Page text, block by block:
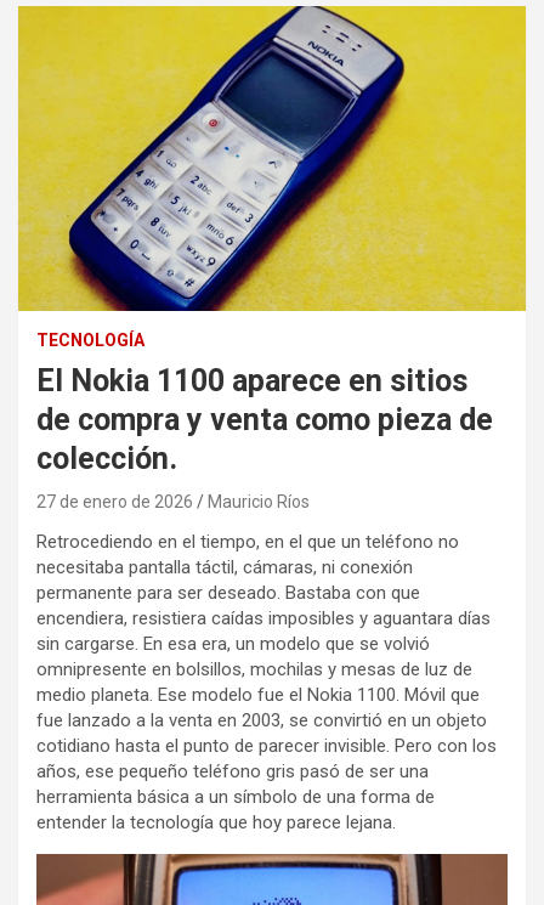
TECNOLOGÍA
El Nokia 1100 aparece en sitios
de compra y venta como pieza de
colección.
27 de enero de 2026 Mauricio Ríos
Retrocediendo en el tiempo, en el que un teléfono no
necesitaba pantalla táctil, cámaras, ni conexión
permanente para ser deseado. Bastaba con que
encendiera, resistiera caídas imposibles y aguantara días
sin cargarse. En esa era, un modelo que se volvió
omnipresente en bolsillos, mochilas y mesas de luz de
medio planeta. Ese modelo fue el Nokia 1100. Móvil que
fue lanzado a la venta en 2003, se convirtió en un objeto
cotidiano hasta el punto de parecer invisible. Pero con los
años, ese pequeño teléfono gris pasó de ser una
herramienta básica a un símbolo de una forma de
entender la tecnología que hoy parece lejana.